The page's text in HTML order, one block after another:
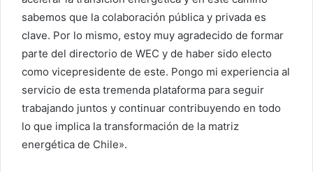
sabemos que la colaboración pública y privada es
clave. Por lo mismo, estoy muy agradecido de formar
parte del directorio de WEC y de haber sido electo
como vicepresidente de este. Pongo mi experiencia al
servicio de esta tremenda plataforma para seguir
trabajando juntos y continuar contribuyendo en todo
lo que implica la transformación de la matriz
energética de Chile».